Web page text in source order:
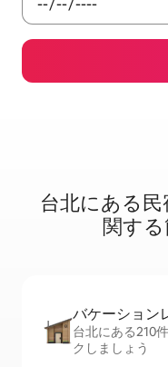
台北に⁠あ⁠る
関⁠す⁠
バケーション
台北にある210
クしましょう